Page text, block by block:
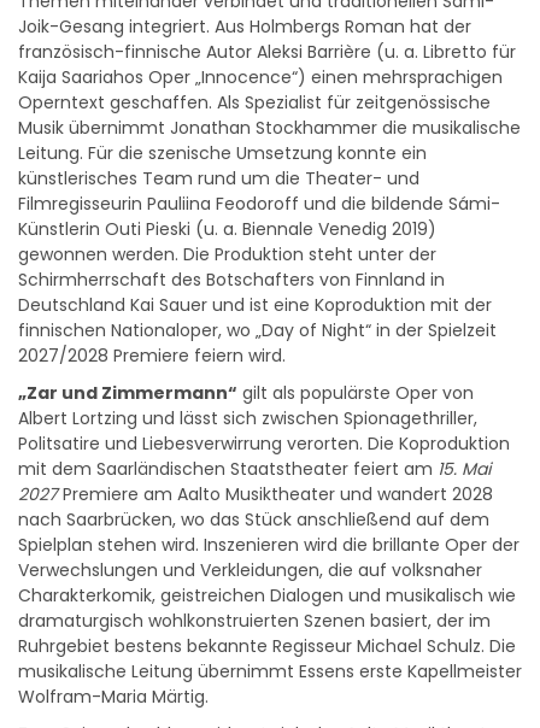
Joik-Gesang integriert. Aus Holmbergs Roman hat der
französisch-finnische Autor Aleksi Barrière (u. a. Libretto für
Kaija Saariahos Oper „Innocence“) einen mehrsprachigen
Operntext geschaffen. Als Spezialist für zeitgenössische
Musik übernimmt Jonathan Stockhammer die musikalische
Leitung. Für die szenische Umsetzung konnte ein
künstlerisches Team rund um die Theater- und
Filmregisseurin Pauliina Feodoroff und die bildende Sámi-
Künstlerin Outi Pieski (u. a. Biennale Venedig 2019)
gewonnen werden. Die Produktion steht unter der
Schirmherrschaft des Botschafters von Finnland in
Deutschland Kai Sauer und ist eine Koproduktion mit der
finnischen Nationaloper, wo „Day of Night“ in der Spielzeit
2027/2028 Premiere feiern wird.
Albert Lortzing und lässt sich zwischen Spionagethriller,
Politsatire und Liebesverwirrung verorten. Die Koproduktion
mit dem Saarländischen Staatstheater feiert am15. Mai
2027Premiere am Aalto Musiktheater und wandert 2028
nach Saarbrücken, wo das Stück anschließend auf dem
Spielplan stehen wird. Inszenieren wird die brillante Oper der
Verwechslungen und Verkleidungen, die auf volksnaher
Charakterkomik, geistreichen Dialogen und musikalisch wie
dramaturgisch wohlkonstruierten Szenen basiert, der im
Ruhrgebiet bestens bekannte Regisseur Michael Schulz. Die
musikalische Leitung übernimmt Essens erste Kapellmeister
Wolfram-Maria Märtig.